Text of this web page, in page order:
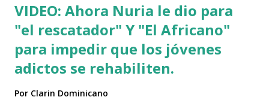
VIDEO: Ahora Nuria le dio para
"el rescatador" Y "El Africano"
para impedir que los jóvenes
adictos se rehabiliten.
Por Clarin Dominicano